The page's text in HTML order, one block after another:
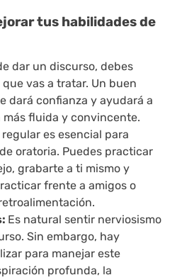
tus habilidades de
dar un discurso, debes
vas a tratar. Un buen
dará confianza y ayudará a
fluida y convincente.
es esencial para
oratoria. Puedes practicar
grabarte a ti mismo y
frente a amigos o
Es natural sentir nerviosismo
Sin embargo, hay
para manejar este
profunda, la